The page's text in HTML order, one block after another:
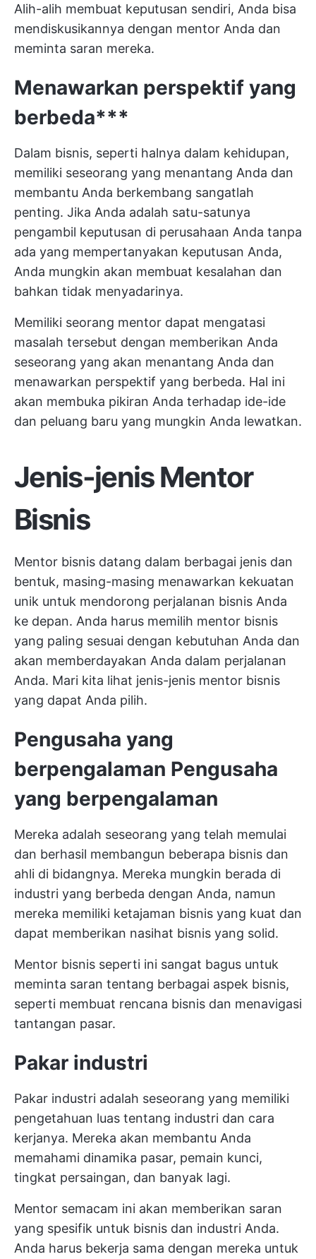
Alih-alih membuat keputusan sendiri, Anda bisa
mendiskusikannya dengan mentor Anda dan
meminta saran mereka.
Menawarkan perspektif yang
berbeda***
Dalam bisnis, seperti halnya dalam kehidupan,
memiliki seseorang yang menantang Anda dan
membantu Anda berkembang sangatlah
penting. Jika Anda adalah satu-satunya
pengambil keputusan di perusahaan Anda tanpa
ada yang mempertanyakan keputusan Anda,
Anda mungkin akan membuat kesalahan dan
bahkan tidak menyadarinya.
Memiliki seorang mentor dapat mengatasi
masalah tersebut dengan memberikan Anda
seseorang yang akan menantang Anda dan
menawarkan perspektif yang berbeda. Hal ini
akan membuka pikiran Anda terhadap ide-ide
dan peluang baru yang mungkin Anda lewatkan.
Jenis-jenis Mentor
Bisnis
Mentor bisnis datang dalam berbagai jenis dan
bentuk, masing-masing menawarkan kekuatan
unik untuk mendorong perjalanan bisnis Anda
ke depan. Anda harus memilih mentor bisnis
yang paling sesuai dengan kebutuhan Anda dan
akan memberdayakan Anda dalam perjalanan
Anda. Mari kita lihat jenis-jenis mentor bisnis
yang dapat Anda pilih.
Pengusaha yang
berpengalaman Pengusaha
yang berpengalaman
Mereka adalah seseorang yang telah memulai
dan berhasil membangun beberapa bisnis dan
ahli di bidangnya. Mereka mungkin berada di
industri yang berbeda dengan Anda, namun
mereka memiliki ketajaman bisnis yang kuat dan
dapat memberikan nasihat bisnis yang solid.
Mentor bisnis seperti ini sangat bagus untuk
meminta saran tentang berbagai aspek bisnis,
seperti membuat rencana bisnis dan menavigasi
tantangan pasar.
Pakar industri
Pakar industri adalah seseorang yang memiliki
pengetahuan luas tentang industri dan cara
kerjanya. Mereka akan membantu Anda
memahami dinamika pasar, pemain kunci,
tingkat persaingan, dan banyak lagi.
Mentor semacam ini akan memberikan saran
yang spesifik untuk bisnis dan industri Anda.
Anda harus bekerja sama dengan mereka untuk